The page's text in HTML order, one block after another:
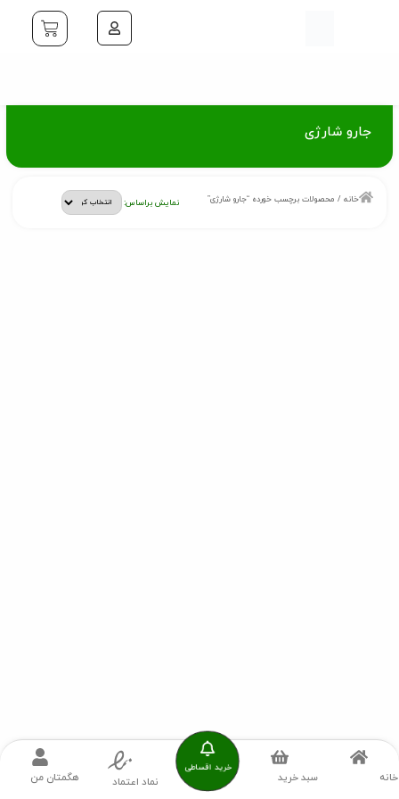
جارو شارژی
خانه / محصولات برچسب خورده “جارو شارژی” نمایش براساس:
خانه سبد خرید
خرید اقساطی
نماد اعتماد هگمتان من